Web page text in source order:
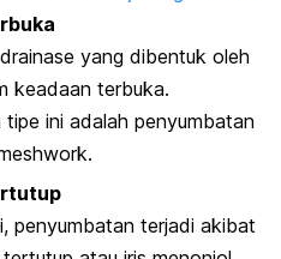
yang dibentuk oleh
keadaan terbuka.
ini adalah penyumbatan
.
penyumbatan terjadi akibat